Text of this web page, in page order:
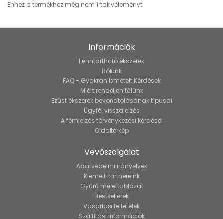
Ehhez a termékhez még nem írtak véleményt.
Információk
Fenntartható ékszerek
Rólunk
FAQ - Gyakran Ismételt Kérdések
Miért rendeljen tőlünk
Ezüst ékszerek bevonatolásának típusai
Ügyfél visszajelzés
A fémjelzés törvénykezési kérdései
Oldaltérkép
Vevőszolgálat
Adatvédelmi irányelvek
Kiemelt Partnereink
Gyűrű mérettáblázat
Bestsellerek
Vásárlási feltételek
Szállítási információk